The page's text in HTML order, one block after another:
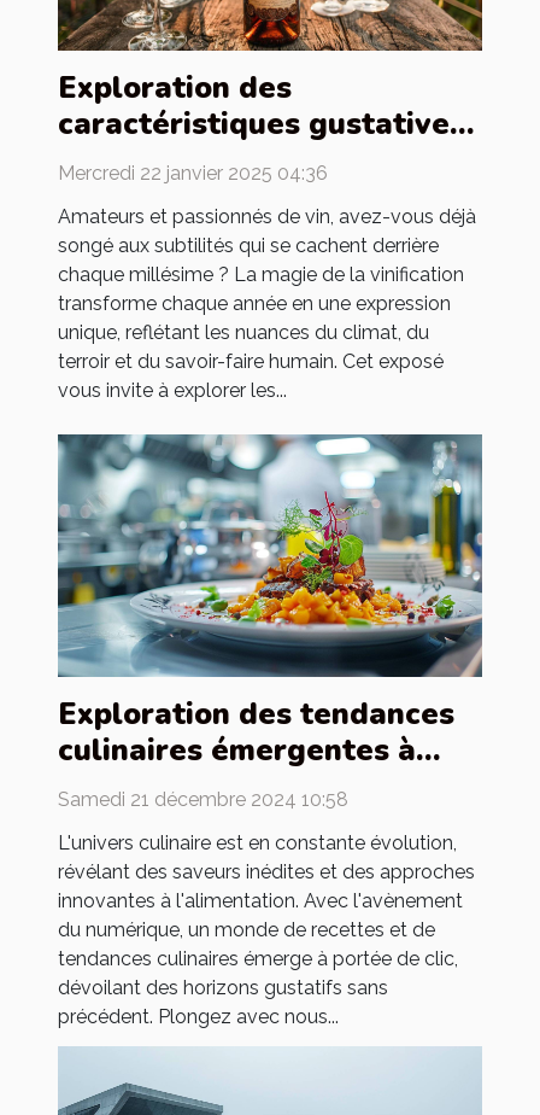
Exploration des
caractéristiques gustatives
des vins de différentes
Mercredi 22 janvier 2025 04:36
Amateurs et passionnés de vin, avez-vous déjà
songé aux subtilités qui se cachent derrière
chaque millésime ? La magie de la vinification
transforme chaque année en une expression
unique, reflétant les nuances du climat, du
terroir et du savoir-faire humain. Cet exposé
vous invite à explorer les...
Exploration des tendances
culinaires émergentes à
travers un site de recettes
Samedi 21 décembre 2024 10:58
L'univers culinaire est en constante évolution,
révélant des saveurs inédites et des approches
innovantes à l'alimentation. Avec l'avènement
du numérique, un monde de recettes et de
tendances culinaires émerge à portée de clic,
dévoilant des horizons gustatifs sans
précédent. Plongez avec nous...